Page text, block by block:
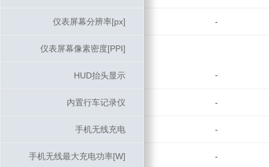
仪表屏幕分辨率[px] -
仪表屏幕像素密度[PPI]
HUD抬头显示 -
内置行车记录仪 -
手机无线充电 -
手机无线最大充电功率[W] -
仪表屏幕分辨率[px]
仪表屏幕像素密度[PPI]
HUD抬头显示
内置行车记录仪
手机无线充电
手机无线最大充电功率[W]